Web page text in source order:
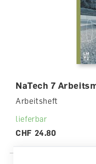
NaTech 7
Arbeitsheft
lieferbar
CHF 24.80